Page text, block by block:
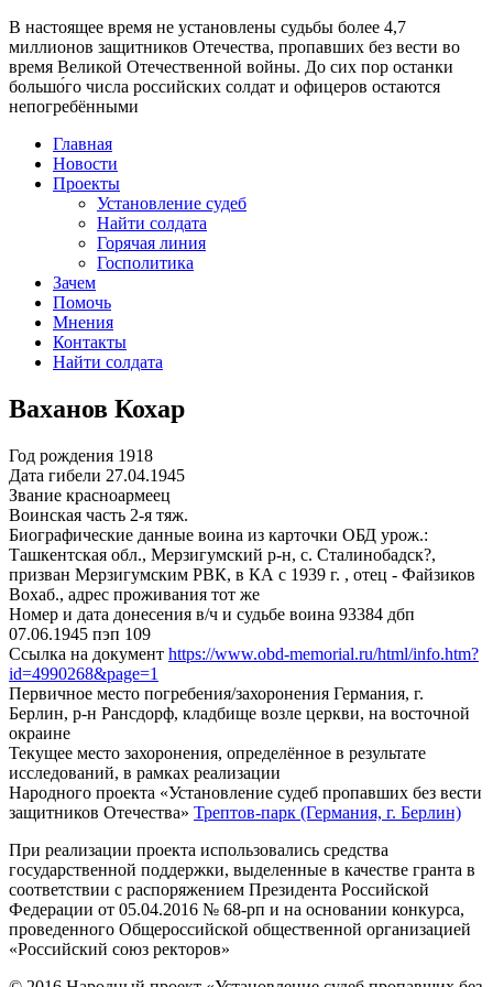
В настоящее время не установлены судьбы более 4,7
миллионов защитников Отечества, пропавших без вести во
время Великой Отечественной войны. До сих пор останки
большо́го числа российских солдат и офицеров остаются
непогребёнными
Главная
Новости
Проекты
Установление судеб
Найти солдата
Горячая линия
Госполитика
Зачем
Помочь
Мнения
Контакты
Найти солдата
Ваханов Кохар
Год рождения 1918
Дата гибели 27.04.1945
Звание красноармеец
Воинская часть 2-я тяж.
Биографические данные воина из карточки ОБД урож.:
Ташкентская обл., Мерзигумский р-н, с. Сталинобадск?,
призван Мерзигумским РВК, в КА с 1939 г. , отец - Файзиков
Вохаб., адрес проживания тот же
Номер и дата донесения в/ч и судьбе воина 93384 дбп
07.06.1945 пэп 109
Ссылка на документ https://www.obd-memorial.ru/html/info.htm?
id=4990268&page=1
Первичное место погребения/захоронения Германия, г.
Берлин, р-н Рансдорф, кладбище возле церкви, на восточной
окраине
Текущее место захоронения, определённое в результате
исследований, в рамках реализации
Народного проекта «Установление судеб пропавших без вести
защитников Отечества» Трептов-парк (Германия, г. Берлин)
При реализации проекта использовались средства
государственной поддержки, выделенные в качестве гранта в
соответствии с распоряжением Президента Российской
Федерации от 05.04.2016 № 68-рп и на основании конкурса,
проведенного Общероссийской общественной организацией
«Российский союз ректоров»